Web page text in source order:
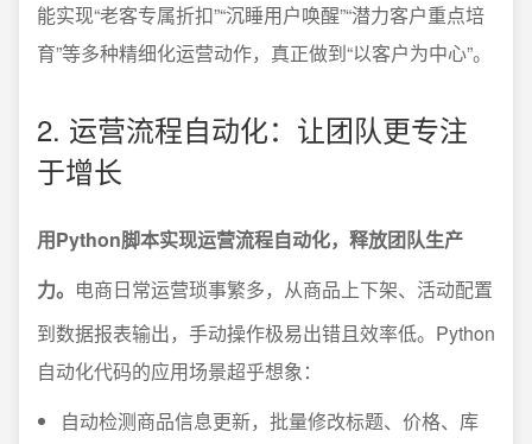
能实现“老客专属折扣”“沉睡用户唤醒”“潜力客户重点培
育”等多种精细化运营动作，真正做到“以客户为中心”。
2. 运营流程自动化：让团队更专注
于增长
用Python脚本实现运营流程自动化，释放团队生产
力。 电商日常运营琐事繁多，从商品上下架、活动配置
到数据报表输出，手动操作极易出错且效率低。Python
自动化代码的应用场景超乎想象：
自动检测商品信息更新，批量修改标题、价格、库